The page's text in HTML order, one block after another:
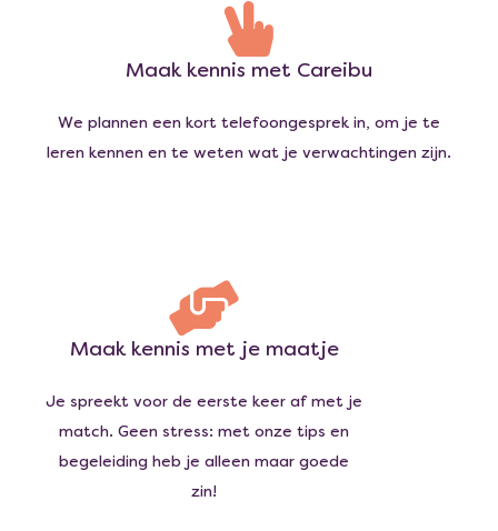
Maak kennis met Careibu
We plannen een kort telefoongesprek in, om je te
leren kennen en te weten wat je verwachtingen zijn.
Maak kennis met je maatje
Je spreekt voor de eerste keer af met je
match. Geen stress: met onze tips en
begeleiding heb je alleen maar goede
zin!